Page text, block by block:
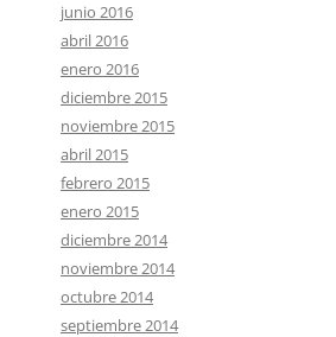
junio 2016
abril 2016
enero 2016
diciembre 2015
noviembre 2015
abril 2015
febrero 2015
enero 2015
diciembre 2014
noviembre 2014
octubre 2014
septiembre 2014